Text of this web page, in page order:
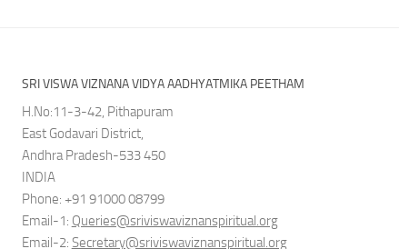
SRI VISWA VIZNANA VIDYA AADHYATMIKA PEETHAM
H.No:11-3-42, Pithapuram
East Godavari District,
Andhra Pradesh-533 450
INDIA
Phone: +91 91000 08799
Email-1: Queries@sriviswaviznanspiritual.org
Email-2: Secretary@sriviswaviznanspiritual.org